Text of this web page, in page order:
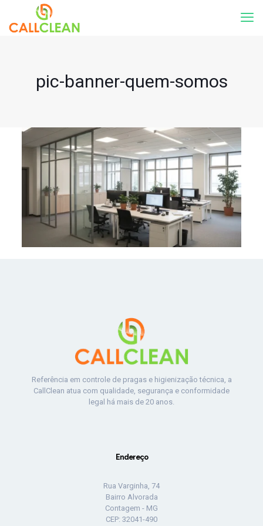
pic-banner-quem-somos
Referência em controle de pragas e higienização técnica, a
CallClean atua com qualidade, segurança e conformidade
legal há mais de 20 anos.
Endereço
Rua Varginha, 74
Bairro Alvorada
Contagem - MG
CEP: 32041-490